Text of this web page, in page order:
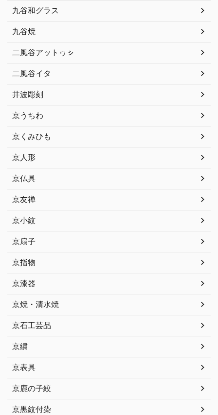
九谷和グラス
九谷焼
二風谷アットゥㇱ
二風谷イタ
井波彫刻
京うちわ
京くみひも
京人形
京仏具
京友禅
京小紋
京扇子
京指物
京漆器
京焼・清水焼
京石工芸品
京繍
京表具
京鹿の子絞
京黒紋付染